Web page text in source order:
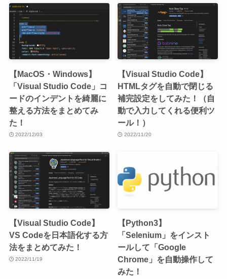
【MacOS・Windows】
「Visual Studio Code」コ
ードのインデントを綺麗に
整える方法をまとめてみ
た！
2022/12/03
【Visual Studio Code】
HTMLタグを自動で閉じる
補完設定をしてみた！（自
動で入力してくれる便利ツ
ール！）
2022/11/20
【Visual Studio Code】
VS Codeを日本語化する方
法をまとめてみた！
2022/11/19
【Python3】
「Selenium」をインスト
ールして「Google
Chrome」を自動操作して
みた！